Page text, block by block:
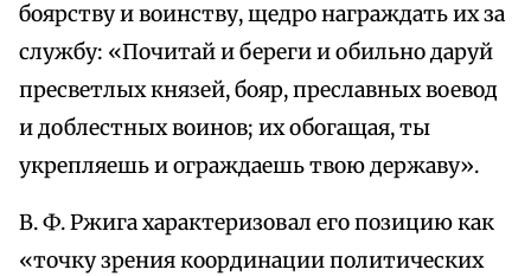
боярству и воинству, щедро награждать их за
службу: «Почитай и береги и обильно даруй
пресветлых князей, бояр, преславных воевод
и доблестных воинов; их обогащая, ты
укрепляешь и ограждаешь твою державу».
В. Ф. Ржига характеризовал его позицию как
«точку зрения координации политических